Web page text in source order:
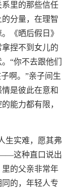
里的那些信任
分量，在理智
《晒后假日》
捏不到女儿的
“你不去跟他们
啊。”亲子间生
是彼此在意和
能力都有限，
生实难，愿其弗
——这种直口说出
的父亲非常年
的，年轻人专